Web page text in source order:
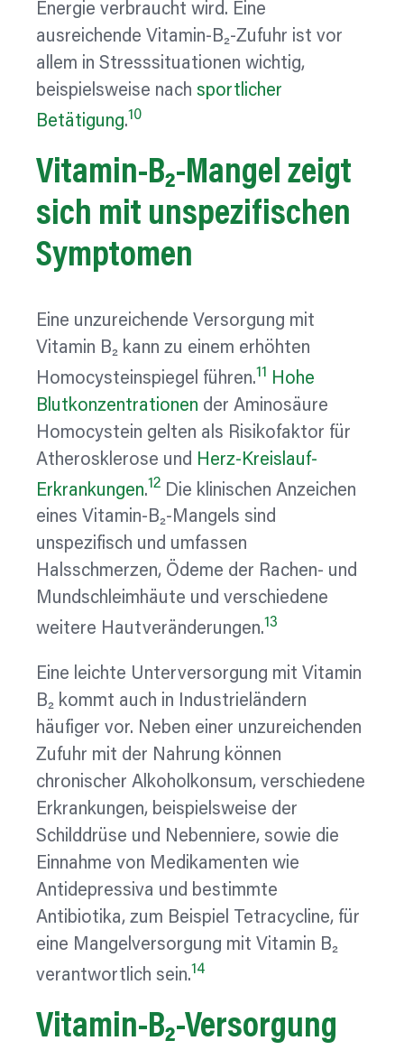
Energie verbraucht wird. Eine
ausreichende Vitamin-B₂-Zufuhr ist vor
allem in Stresssituationen wichtig,
beispielsweise nach sportlicher
Betätigung.10
Vitamin-B₂-Mangel zeigt
sich mit unspezifischen
Symptomen
Eine unzureichende Versorgung mit
Vitamin B₂ kann zu einem erhöhten
Homocysteinspiegel führen.11
Hohe
Blutkonzentrationen der Aminosäure
Homocystein gelten als Risikofaktor für
Atherosklerose und Herz-Kreislauf-
Erkrankungen.12 Die klinischen Anzeichen
eines Vitamin-B₂-Mangels sind
unspezifisch und umfassen
Halsschmerzen, Ödeme der Rachen- und
Mundschleimhäute und verschiedene
weitere Hautveränderungen.13
Eine leichte Unterversorgung mit Vitamin
B₂ kommt auch in Industrieländern
häufiger vor. Neben einer unzureichenden
Zufuhr mit der Nahrung können
chronischer Alkoholkonsum, verschiedene
Erkrankungen, beispielsweise der
Schilddrüse und Nebenniere, sowie die
Einnahme von Medikamenten wie
Antidepressiva und bestimmte
Antibiotika, zum Beispiel Tetracycline, für
eine Mangelversorgung mit Vitamin B₂
verantwortlich sein.14
Vitamin-B₂-Versorgung